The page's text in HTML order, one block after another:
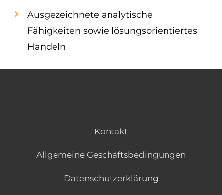
Ausgezeichnete analytische
Fähigkeiten sowie lösungsorientiertes
Handeln
Kontakt
Allgemeine Geschäftsbedingungen
Datenschutzerklärung